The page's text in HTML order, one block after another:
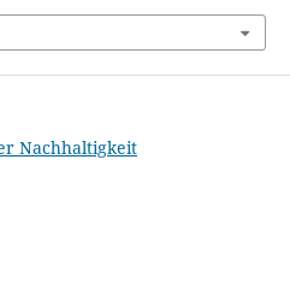
Nachhaltigkeit